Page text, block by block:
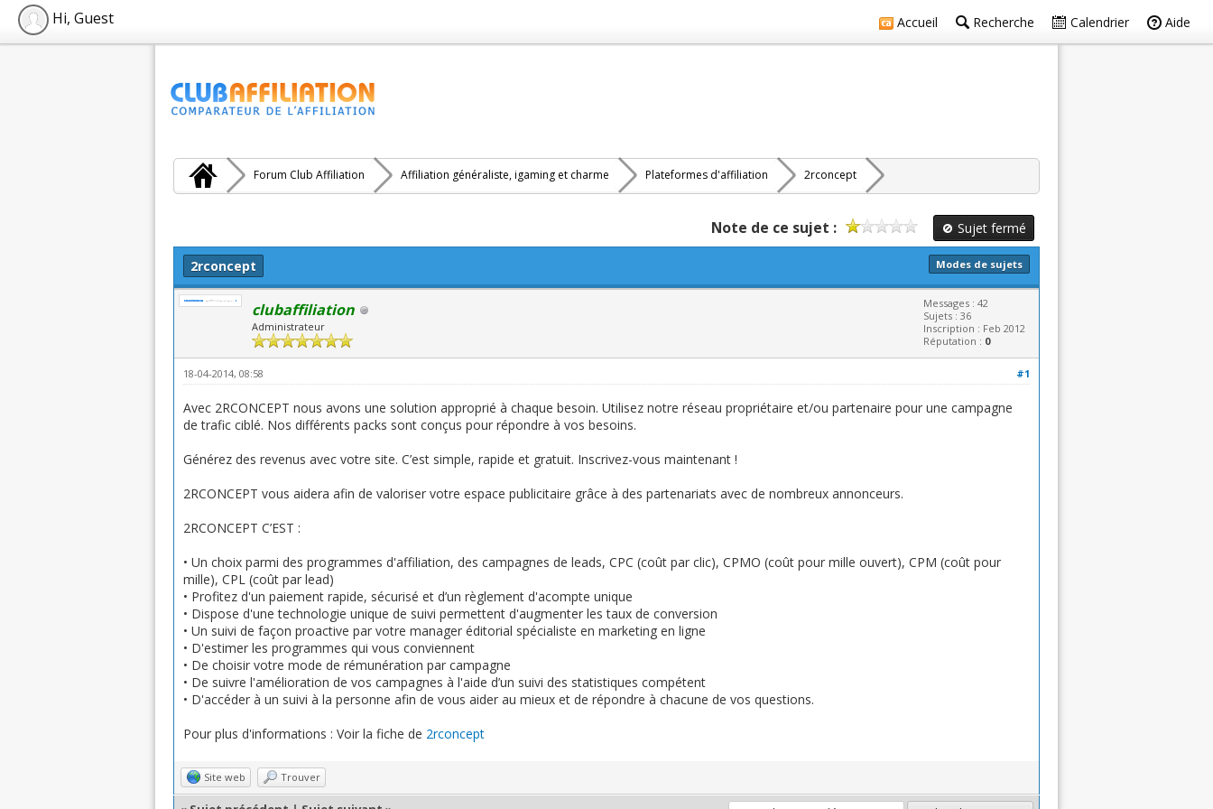
Accueil Recherche Calendrier Aide
Hi, Guest
Forum Club Affiliation Affiliation généraliste, igaming et charme Plateformes d'affiliation 2rconcept
Sujet fermé
Note de ce sujet :
Modes de sujets
2rconcept
clubaffiliation
Administrateur
Messages : 42
Sujets : 36
Inscription : Feb 2012
Réputation : 0
#1
18-04-2014, 08:58
Avec 2RCONCEPT nous avons une solution approprié à chaque besoin. Utilisez notre réseau propriétaire et/ou partenaire pour une campagne
de trafic ciblé. Nos différents packs sont conçus pour répondre à vos besoins.
Générez des revenus avec votre site. C’est simple, rapide et gratuit. Inscrivez-vous maintenant !
2RCONCEPT vous aidera afin de valoriser votre espace publicitaire grâce à des partenariats avec de nombreux annonceurs.
2RCONCEPT C’EST :
• Un choix parmi des programmes d'affiliation, des campagnes de leads, CPC (coût par clic), CPMO (coût pour mille ouvert), CPM (coût pour
mille), CPL (coût par lead)
• Profitez d'un paiement rapide, sécurisé et d’un règlement d'acompte unique
• Dispose d'une technologie unique de suivi permettent d'augmenter les taux de conversion
• Un suivi de façon proactive par votre manager éditorial spécialiste en marketing en ligne
• D'estimer les programmes qui vous conviennent
• De choisir votre mode de rémunération par campagne
• De suivre l'amélioration de vos campagnes à l'aide d’un suivi des statistiques compétent
• D'accéder à un suivi à la personne afin de vous aider au mieux et de répondre à chacune de vos questions.
Pour plus d'informations : Voir la fiche de 2rconcept
Site web Trouver